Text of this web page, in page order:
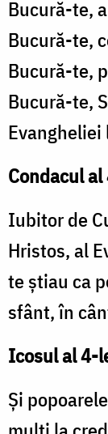
Bucură-te,
Bucură-te,
Bucură-te,
Bucură-te,
Condacul
Iubitor de
Hristos, al
te ştiau ca
sfânt, în
Icosul al 4-
Şi